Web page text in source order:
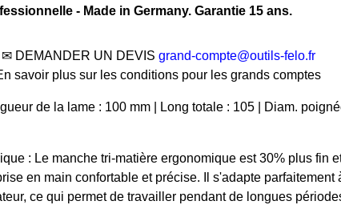
- Made in Germany. Garantie 15 ans.
✉ DEMANDER UN DEVIS grand-compte@outils-felo.fr
savoir plus sur les conditions pour les grands comptes
de la lame : 100 mm | Long totale : 105 | Diam.
: Le manche tri-matière ergonomique est 30% plus fin
en main confortable et précise. Il s'adapte parfaitement
ce qui permet de travailler pendant de longues